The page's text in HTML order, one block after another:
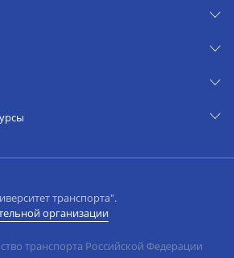
транспорта".
организации
транспорта Российской Федерации